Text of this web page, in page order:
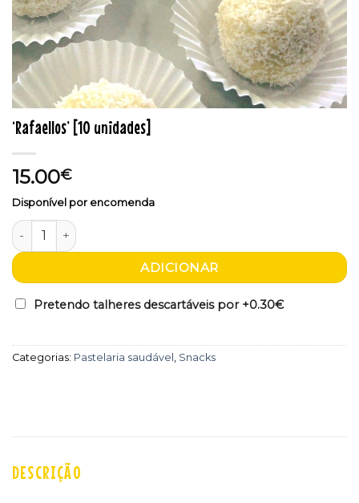
‘Rafaellos’ [10 unidades]
15.00€
Disponível por encomenda
Quantidade de 'Rafaellos' [10 unidades]
ADICIONAR
Pretendo talheres descartáveis por +0.30€
Categorias: Pastelaria saudável Snacks
DESCRIÇÃO